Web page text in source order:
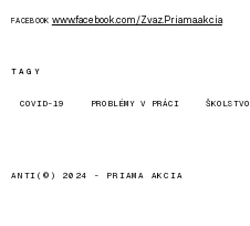
FACEBOOK www.facebook.com/Zvaz.Priama.akcia
TAGY
COVID-19 PROBLÉMY V PRÁCI ŠKOLSTVO
ANTI(©) 2024 - PRIAMA AKCIA